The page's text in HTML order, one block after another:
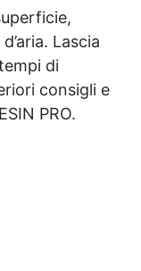
Lascia
di
consigli e
PRO.